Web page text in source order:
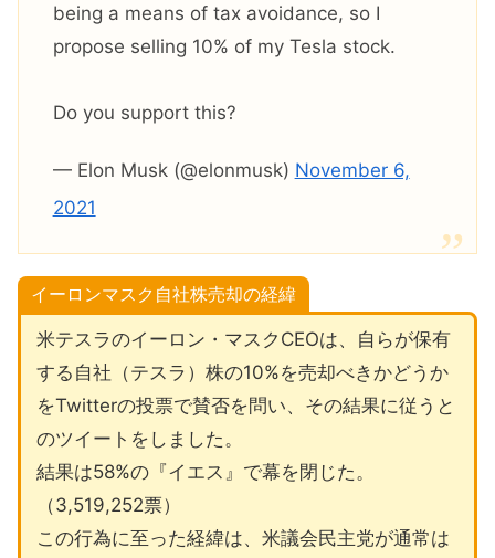
being a means of tax avoidance, so I
propose selling 10% of my Tesla stock.
Do you support this?
— Elon Musk (@elonmusk) November 6,
2021
イーロンマスク自社株売却の経緯
米テスラのイーロン・マスクCEOは、自らが保有
する自社（テスラ）株の10%を売却べきかどうか
をTwitterの投票で賛否を問い、その結果に従うと
のツイートをしました。
結果は58%の『イエス』で幕を閉じた。
（3,519,252票）
この行為に至った経緯は、米議会民主党が通常は